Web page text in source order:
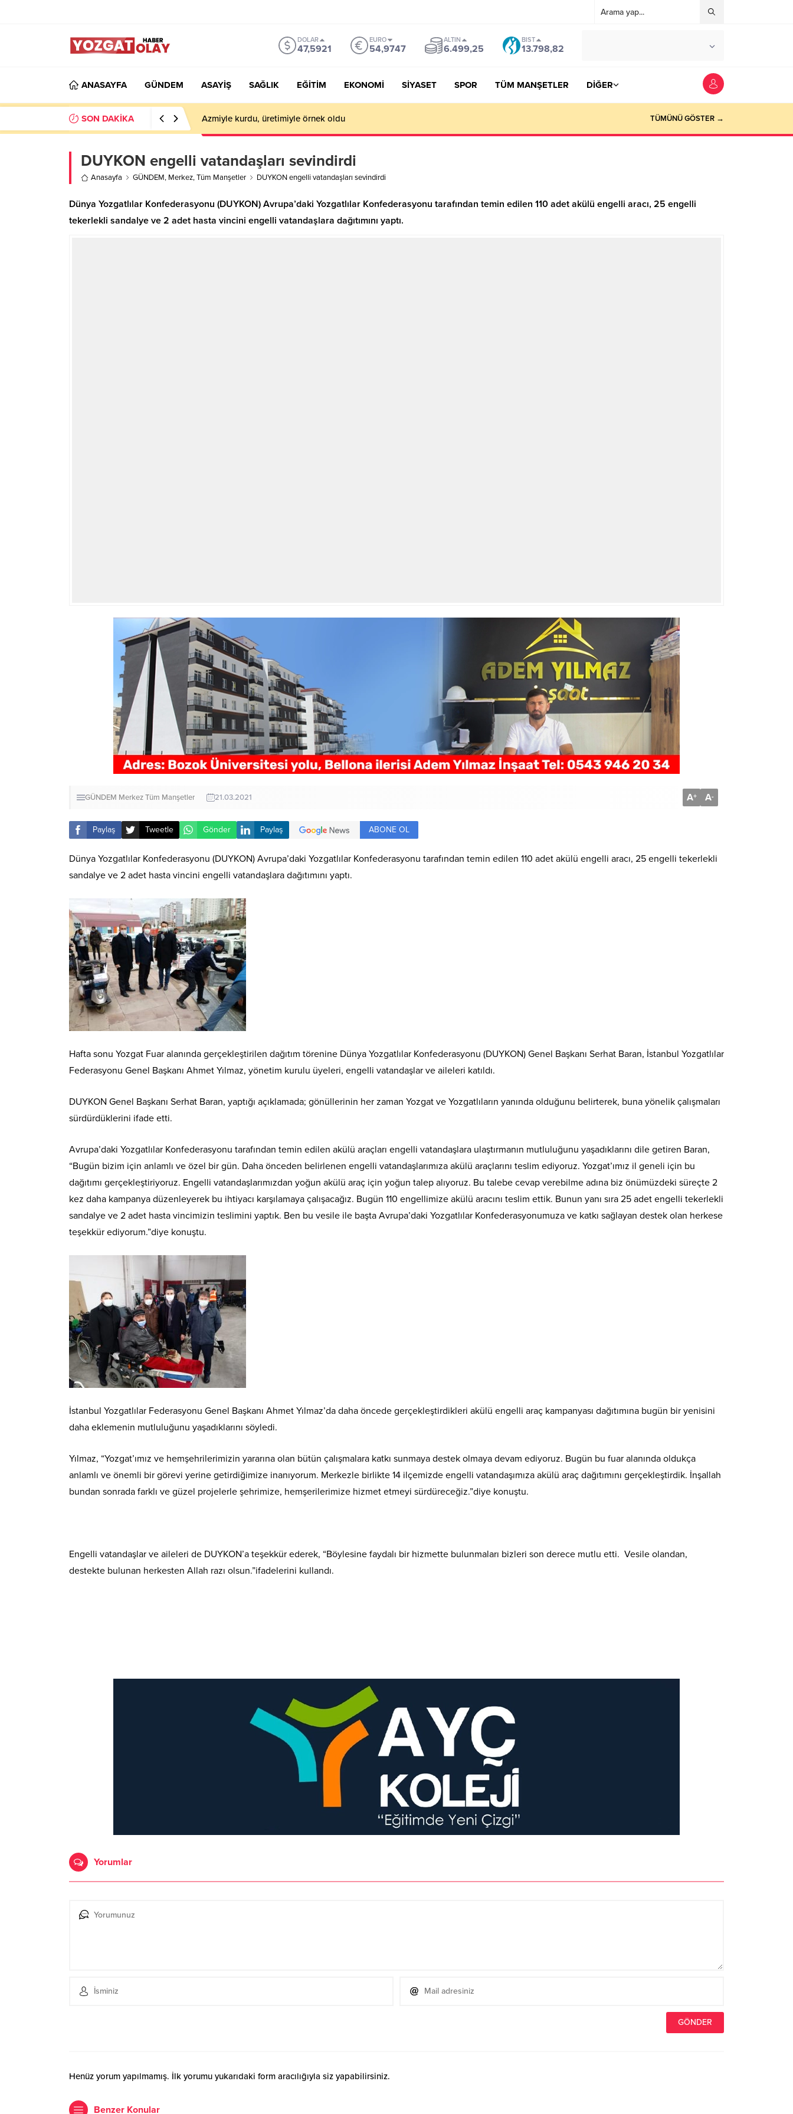
DOLAR
47,5921
EURO
54,9747
ALTIN
6.499,25
BIST
13.798,82
ANASAYFA GÜNDEM ASAYİŞ SAĞLIK EĞİTİM EKONOMİ SİYASET SPOR TÜM MANŞETLER DİĞER
SON DAKİKA Azmiyle kurdu, üretimiyle örnek oldu TÜMÜNÜ GÖSTER →
DUYKON engelli vatandaşları sevindirdi
Anasayfa GÜNDEM, Merkez,Tüm Manşetler DUYKON engelli vatandaşları sevindirdi
Dünya Yozgatlılar Konfederasyonu (DUYKON) Avrupa’daki Yozgatlılar Konfederasyonu tarafından temin edilen 110 adet akülü engelli aracı, 25 engelli
tekerlekli sandalye ve 2 adet hasta vincini engelli vatandaşlara dağıtımını yaptı.
GÜNDEM MerkezTüm Manşetler 21.03.2021 A+ A-
Paylaş Tweetle Gönder Paylaş ABONE OL
Dünya Yozgatlılar Konfederasyonu (DUYKON) Avrupa’daki Yozgatlılar Konfederasyonu tarafından temin edilen 110 adet akülü engelli aracı, 25 engelli tekerlekli
sandalye ve 2 adet hasta vincini engelli vatandaşlara dağıtımını yaptı.
Hafta sonu Yozgat Fuar alanında gerçekleştirilen dağıtım törenine Dünya Yozgatlılar Konfederasyonu (DUYKON) Genel Başkanı Serhat Baran, İstanbul Yozgatlılar
Federasyonu Genel Başkanı Ahmet Yılmaz, yönetim kurulu üyeleri, engelli vatandaşlar ve aileleri katıldı.
DUYKON Genel Başkanı Serhat Baran, yaptığı açıklamada; gönüllerinin her zaman Yozgat ve Yozgatlıların yanında olduğunu belirterek, buna yönelik çalışmaları
sürdürdüklerini ifade etti.
Avrupa’daki Yozgatlılar Konfederasyonu tarafından temin edilen akülü araçları engelli vatandaşlara ulaştırmanın mutluluğunu yaşadıklarını dile getiren Baran,
“Bugün bizim için anlamlı ve özel bir gün. Daha önceden belirlenen engelli vatandaşlarımıza akülü araçlarını teslim ediyoruz. Yozgat’ımız il geneli için bu
dağıtımı gerçekleştiriyoruz. Engelli vatandaşlarımızdan yoğun akülü araç için yoğun talep alıyoruz. Bu talebe cevap verebilme adına biz önümüzdeki süreçte 2
kez daha kampanya düzenleyerek bu ihtiyacı karşılamaya çalışacağız. Bugün 110 engellimize akülü aracını teslim ettik. Bunun yanı sıra 25 adet engelli tekerlekli
sandalye ve 2 adet hasta vincimizin teslimini yaptık. Ben bu vesile ile başta Avrupa’daki Yozgatlılar Konfederasyonumuza ve katkı sağlayan destek olan herkese
teşekkür ediyorum.”diye konuştu.
İstanbul Yozgatlılar Federasyonu Genel Başkanı Ahmet Yılmaz’da daha öncede gerçekleştirdikleri akülü engelli araç kampanyası dağıtımına bugün bir yenisini
daha eklemenin mutluluğunu yaşadıklarını söyledi.
Yılmaz, “Yozgat’ımız ve hemşehrilerimizin yararına olan bütün çalışmalara katkı sunmaya destek olmaya devam ediyoruz. Bugün bu fuar alanında oldukça
anlamlı ve önemli bir görevi yerine getirdiğimize inanıyorum. Merkezle birlikte 14 ilçemizde engelli vatandaşımıza akülü araç dağıtımını gerçekleştirdik. İnşallah
bundan sonrada farklı ve güzel projelerle şehrimize, hemşerilerimize hizmet etmeyi sürdüreceğiz.”diye konuştu.
Engelli vatandaşlar ve aileleri de DUYKON’a teşekkür ederek, “Böylesine faydalı bir hizmette bulunmaları bizleri son derece mutlu etti. Vesile olandan,
destekte bulunan herkesten Allah razı olsun.”ifadelerini kullandı.
Yorumlar
Henüz yorum yapılmamış. İlk yorumu yukarıdaki form aracılığıyla siz yapabilirsiniz.
Benzer Konular